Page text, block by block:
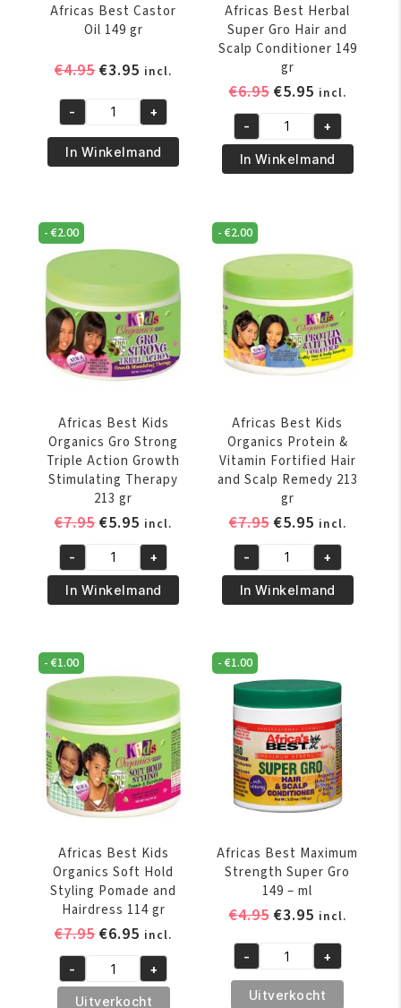
Africas Best Castor
Oil 149 gr
€4.95Oorspronkelijke
was:
€4.95.
€3.95 Huidige
is:
€3.95.
incl.
Africas
Best
Castor
gr
aantal
- +
In Winkelmand
Africas Best Herbal
Super Gro Hair and
Scalp Conditioner 149
gr
€6.95 Oorspronkelijke
was:
€6.95.
€5.95Huidige
prijs
is:
€5.95.
incl.
Africas
Best
Herbal
Gro
Hair
and
Conditioner
149
gr
aantal
- +
In Winkelmand
-€2.00
Africas Best Kids
Organics Gro Strong
Triple Action Growth
Stimulating Therapy
213 gr
€7.95Oorspronkelijke
was:
€7.95.
€5.95 Huidige
prijs
is:
€5.95.
incl.
Africas
Best
Kids
Gro
Strong
Triple
Action
Growth
Stimulating
Therapy
213
aantal
- +
In Winkelmand
-€2.00
Africas Best Kids
Organics Protein &
Vitamin Fortified Hair
and Scalp Remedy 213
gr
€7.95 Oorspronkelijke
was:
€7.95.
€5.95Huidige
prijs
is:
€5.95.
incl.
Africas
Best
Kids
Protein
&
Vitamin
Fortified
Hair
and
Scalp
Remedy
gr
aantal
- +
In Winkelmand
-€1.00
Africas Best Kids
Organics Soft Hold
Styling Pomade and
Hairdress 114 gr
€7.95Oorspronkelijke
was:
€7.95.
€6.95 Huidige
prijs
is:
€6.95.
incl.
Africas
Best
- +
Uitverkocht
-€1.00
Africas Best Maximum
Strength Super Gro
149 – ml
€4.95 Oorspronkelijke
was:
€4.95.
€3.95Huidige
is:
€3.95.
incl.
Africas
Best
- +
Uitverkocht